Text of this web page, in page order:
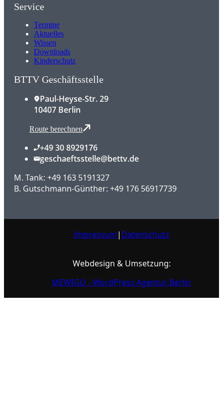
Service
Termine
Aktuelles
Wissen
Downloads
Kinderschutz
BTTV Geschäftsstelle
Paul-Heyse-Str. 29
10407 Berlin
Route berechnen
+49 30 8929176
geschaeftsstelle@bettv.de
M. Tank: +49 163 5191327
B. Gutschmann-Günther: +49 176 56917739
Impressum| Datenschutz
Webdesign & Umsetzung:
MEWIGO - WordPress Agentur Berlin